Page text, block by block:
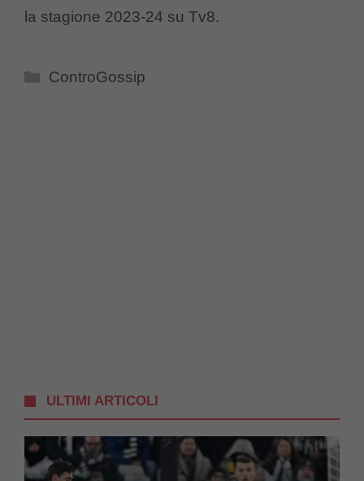
la stagione 2023-24 su Tv8.
Categorie
ControGossip
ULTIMI ARTICOLI